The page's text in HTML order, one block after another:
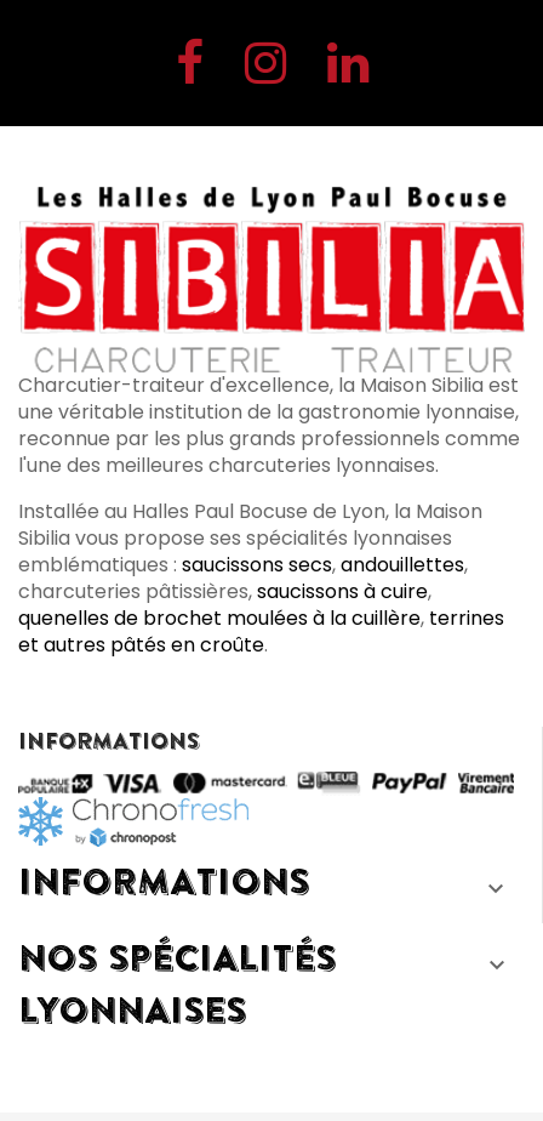
Charcutier-traiteur d'excellence, la Maison Sibilia est
une véritable institution de la gastronomie lyonnaise,
reconnue par les plus grands professionnels comme
l'une des meilleures charcuteries lyonnaises.
Installée au Halles Paul Bocuse de Lyon, la Maison
Sibilia vous propose ses spécialités lyonnaises
emblématiques : saucissons secs,andouillettes,
charcuteries pâtissières,saucissons à cuire,
quenelles de brochet moulées à la cuillère, terrines
et autres pâtés en croûte.
INFORMATIONS
INFORMATIONS 
NOS SPÉCIALITÉS
LYONNAISES
